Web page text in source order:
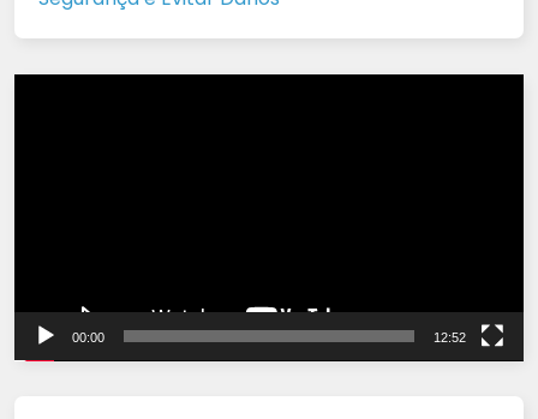
00:00 12:52